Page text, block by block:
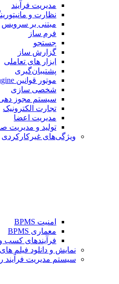
مدیریت فرآیند
نظارت و
مبتنی بر سرویس
فرم ساز
جستجو
گزارش ساز
ابزار های تعاملی
پشتیبان‌گیری
موتور قوانین Rule Engine
شخصی سازی
سیستم مجوز
تجارت الکترونیک
مدیریت اعضا
تولید و مدیریت
ویژگی‌های غیرکارکردی
امنیت BPMS
معماری BPMS
فرآیندهای کسب
نمایش و دانلود فیلم های BPMS
سیستم مدیریت فرآیند